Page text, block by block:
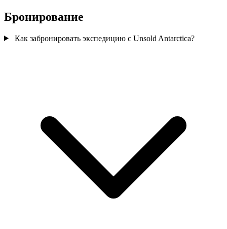
Бронирование
Как забронировать экспедицию с Unsold Antarctica?